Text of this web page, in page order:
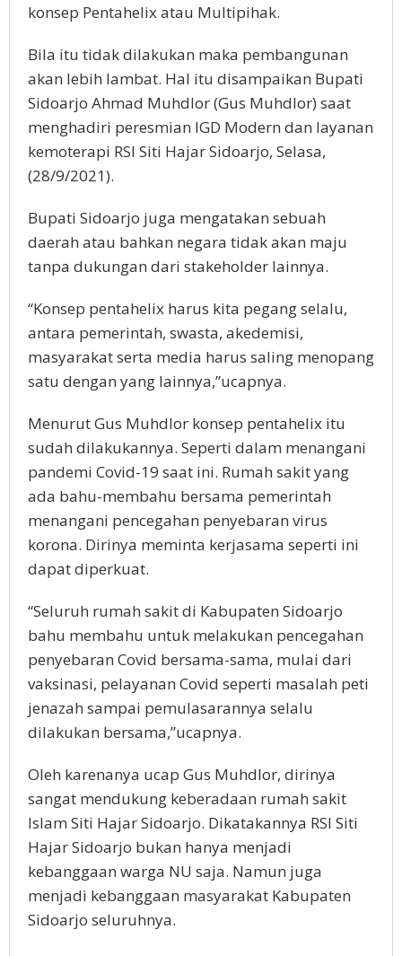
konsep Pentahelix atau Multipihak.
Bila itu tidak dilakukan maka pembangunan
akan lebih lambat. Hal itu disampaikan Bupati
Sidoarjo Ahmad Muhdlor (Gus Muhdlor) saat
menghadiri peresmian IGD Modern dan layanan
kemoterapi RSI Siti Hajar Sidoarjo, Selasa,
(28/9/2021).
Bupati Sidoarjo juga mengatakan sebuah
daerah atau bahkan negara tidak akan maju
tanpa dukungan dari stakeholder lainnya.
“Konsep pentahelix harus kita pegang selalu,
antara pemerintah, swasta, akedemisi,
masyarakat serta media harus saling menopang
satu dengan yang lainnya,”ucapnya.
Menurut Gus Muhdlor konsep pentahelix itu
sudah dilakukannya. Seperti dalam menangani
pandemi Covid-19 saat ini. Rumah sakit yang
ada bahu-membahu bersama pemerintah
menangani pencegahan penyebaran virus
korona. Dirinya meminta kerjasama seperti ini
dapat diperkuat.
“Seluruh rumah sakit di Kabupaten Sidoarjo
bahu membahu untuk melakukan pencegahan
penyebaran Covid bersama-sama, mulai dari
vaksinasi, pelayanan Covid seperti masalah peti
jenazah sampai pemulasarannya selalu
dilakukan bersama,”ucapnya.
Oleh karenanya ucap Gus Muhdlor, dirinya
sangat mendukung keberadaan rumah sakit
Islam Siti Hajar Sidoarjo. Dikatakannya RSI Siti
Hajar Sidoarjo bukan hanya menjadi
kebanggaan warga NU saja. Namun juga
menjadi kebanggaan masyarakat Kabupaten
Sidoarjo seluruhnya.